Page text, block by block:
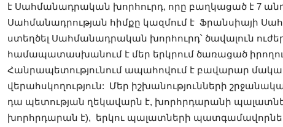
է Սահմանադրական խորհուրդ, որը բաղկացած է 7
Սահմանադրության հիմքը կազմում է Ֆրանսիայի
ստեղծել Սահմանադրական խորհուրդ՝ ծավալուն
համապատասխանում է մեր երկրում ծառացած
Հանրապետությունում ապահովում է բավարար
վերահսկողություն: Մեր իշխանությունների
դա պետության ղեկավարն է, խորհրդարանի
խորհրդարան է), երկու պալատների